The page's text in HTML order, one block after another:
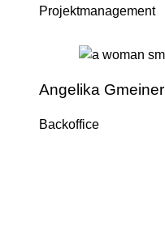
Projektmanagement
Angelika Gmeiner
Backoffice